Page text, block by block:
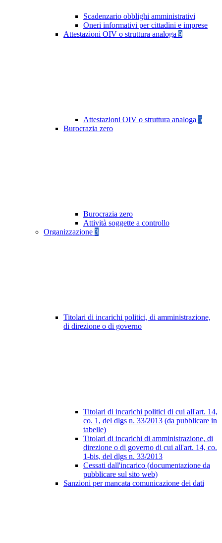
Scadenzario obblighi amministrativi
Oneri informativi per cittadini e imprese
Attestazioni OIV o struttura analoga 9
Attestazioni OIV o struttura analoga 5
Burocrazia zero
Burocrazia zero
Attività soggette a controllo
Organizzazione 3
Titolari di incarichi politici, di amministrazione,
di direzione o di governo
Titolari di incarichi politici di cui all'art. 14,
co. 1, del dlgs n. 33/2013 (da pubblicare in
tabelle)
Titolari di incarichi di amministrazione, di
direzione o di governo di cui all'art. 14, co.
1-bis, del dlgs n. 33/2013
Cessati dall'incarico (documentazione da
pubblicare sul sito web)
Sanzioni per mancata comunicazione dei dati